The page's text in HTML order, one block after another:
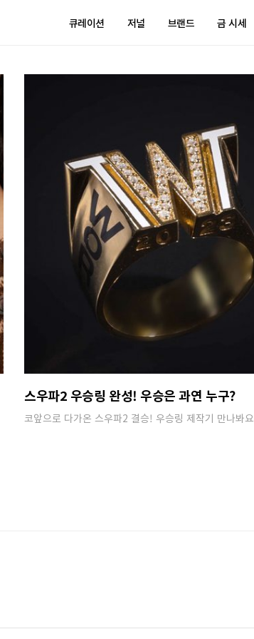
큐레이션
저널 브랜드 금 시세
스우파2 우승링 완성! 우승은 과연 누구?
코앞으로 다가온 스우파2 결승! 우승링 제작기 만나봐요